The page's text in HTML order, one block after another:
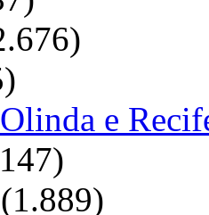
e
(1.889)